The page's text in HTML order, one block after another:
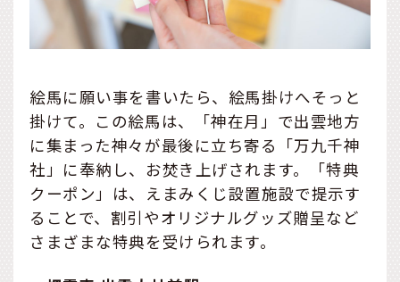
絵馬に願い事を書いたら、絵馬掛けへそっと
掛けて。この絵馬は、「神在月」で出雲地方
に集まった神々が最後に立ち寄る「万九千神
社」に奉納し、お焚き上げされます。「特典
クーポン」は、えまみくじ設置施設で提示す
ることで、割引やオリジナルグッズ贈呈など
さまざまな特典を受けられます。